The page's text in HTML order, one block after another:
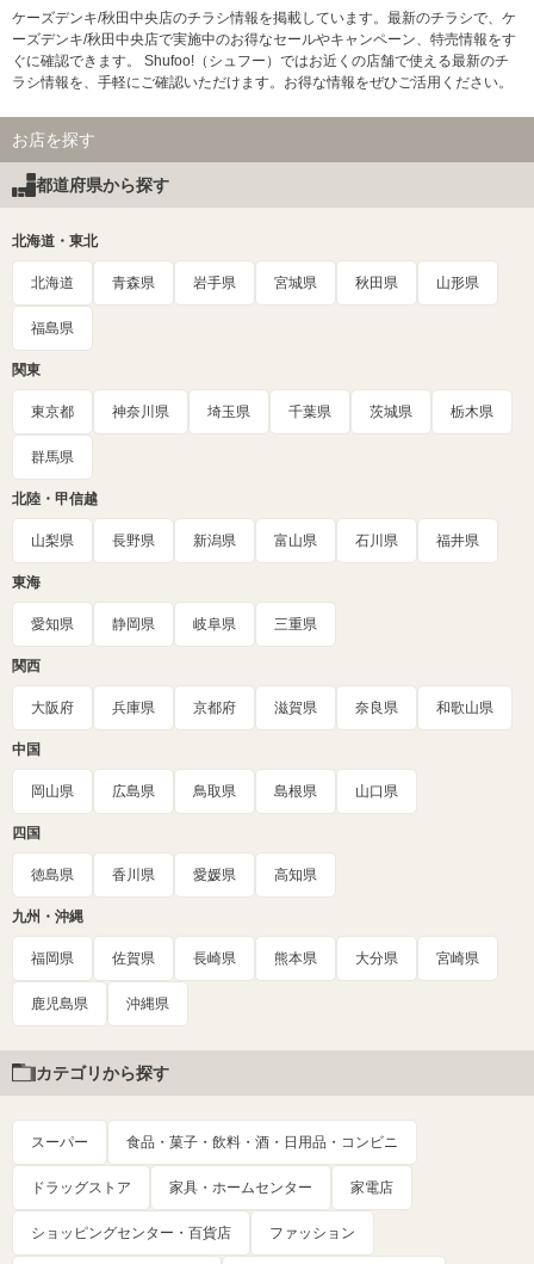
ケーズデンキ/秋田中央店のチラシ情報を掲載しています。最新のチラシで、ケ
ーズデンキ/秋田中央店で実施中のお得なセールやキャンペーン、特売情報をす
ぐに確認できます。 Shufoo!（シュフー）ではお近くの店舗で使える最新のチ
ラシ情報を、手軽にご確認いただけます。お得な情報をぜひご活用ください。
お店を探す
都道府県から探す
北海道・東北
北海道 青森県 岩手県 宮城県 秋田県 山形県
福島県
関東
東京都 神奈川県 埼玉県 千葉県 茨城県 栃木県
群馬県
北陸・甲信越
山梨県 長野県 新潟県 富山県 石川県 福井県
東海
愛知県 静岡県 岐阜県 三重県
関西
大阪府 兵庫県 京都府 滋賀県 奈良県 和歌山県
中国
岡山県 広島県 鳥取県 島根県 山口県
四国
徳島県 香川県 愛媛県 高知県
九州・沖縄
福岡県 佐賀県 長崎県 熊本県 大分県 宮崎県
鹿児島県 沖縄県
カテゴリから探す
スーパー 食品・菓子・飲料・酒・日用品・コンビニ
ドラッグストア 家具・ホームセンター 家電店
ショッピングセンター・百貨店 ファッション